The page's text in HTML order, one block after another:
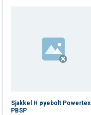
Sjakkel H øyebolt Powertex
PBSP